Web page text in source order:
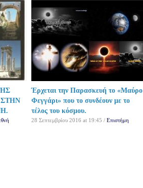
Έρχεται την Παρασκευή το «Μαύρο
Φεγγάρι» που το συνδέουν με το
τέλος του κόσμου.
28 Σεπτεμβρίου 2016 at 19:45 / Επιστήμη